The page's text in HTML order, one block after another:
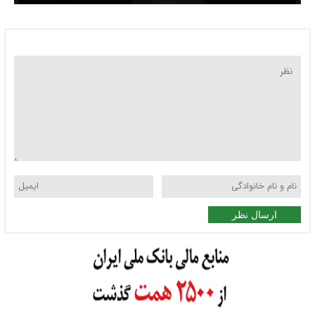
ارسال نظر